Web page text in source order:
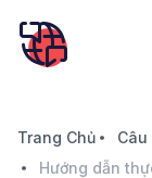
Trang Chủ
Câu